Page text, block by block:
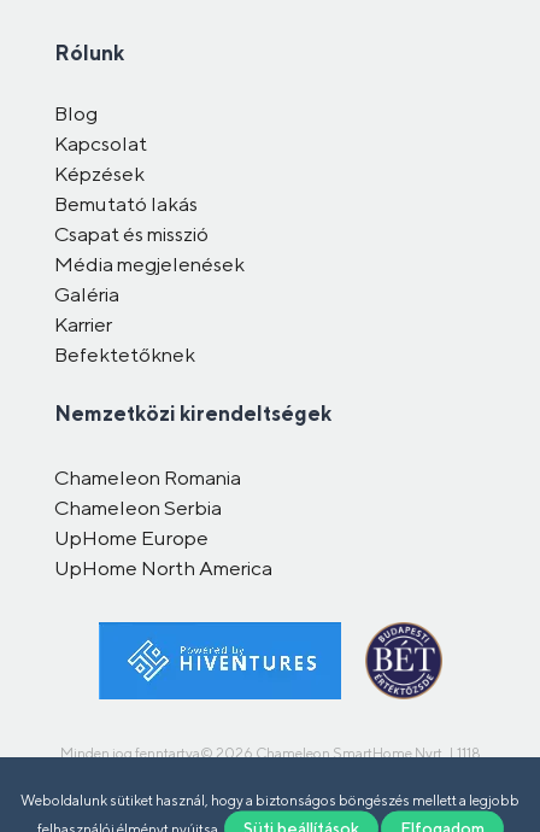
Weboldalunk sütiket használ, hogy a biztonságos böngészés mellett a legjobb
felhasználói élményt nyújtsa.
Süti beállítások Elfogadom
Rólunk
Blog
Kapcsolat
Képzések
Bemutató lakás
Csapat és misszió
Média megjelenések
Galéria
Karrier
Befektetőknek
Nemzetközi kirendeltségek
Chameleon Romania
Chameleon Serbia
UpHome Europe
UpHome North America
Minden jog fenntartva© 2026 Chameleon SmartHome Nyrt. | 1118